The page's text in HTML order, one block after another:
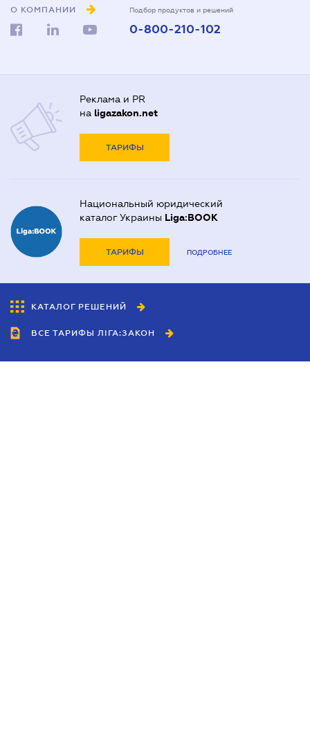
О КОМПАНИИ Подбор продуктов и решений
0-800-210-102
Реклама и PR
на ligazakon.net
ТАРИФЫ
Национальный юридический
каталог Украины Liga:BOOK
ТАРИФЫ ПОДРОБНЕЕ
КАТАЛОГ РЕШЕНИЙ
ВСЕ ТАРИФЫ ЛІГА:ЗАКОН